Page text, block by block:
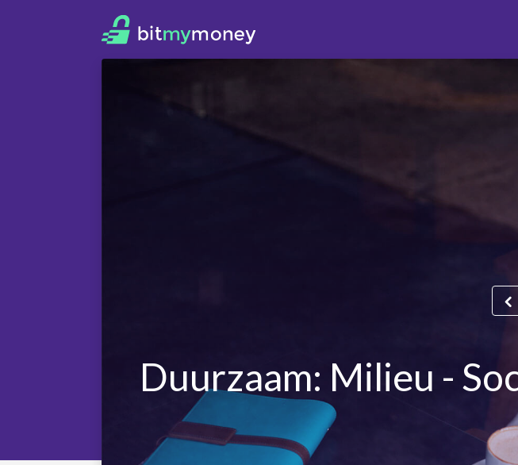
Duurzaam: Milieu -